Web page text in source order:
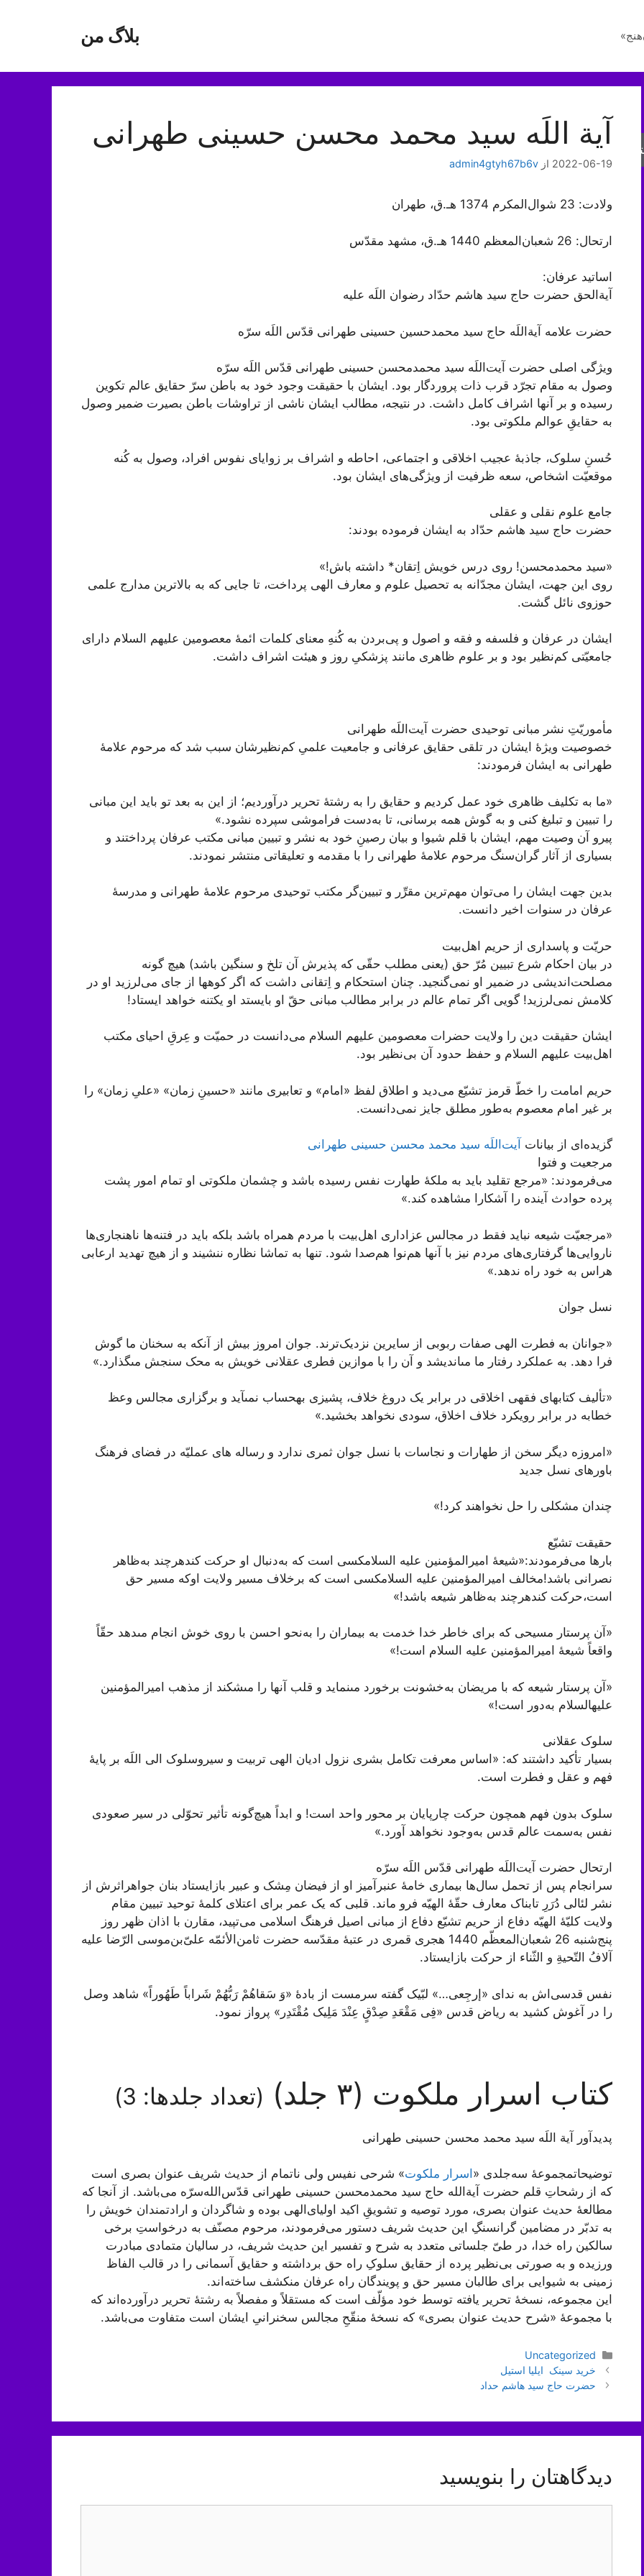
بلاگ من
آیة اللَه سید محمد محسن حسینی طهرانی
2022-06-19 از admin4gtyh67b6v
ولادت: 23 شوال‌المکرم 1374 هـ.ق، طهران
ارتحال: 26 شعبان‌المعظم 1440 هـ.ق، مشهد مقدّس
اساتید عرفان:
آیةالحق حضرت حاج سید هاشم حدّاد رضوان اللَه علیه
حضرت علامه آیةاللَه حاج سید محمدحسین حسینی طهرانی قدّس اللَه سرّه
ویژگی اصلی حضرت آیت‌اللَه سید محمدمحسن حسینی طهرانی قدّس اللَه سرّه
وصول به مقام تجرّد قرب ذات پروردگار بود. ایشان با حقیقت وجود خود به باطن سرّ حقایق عالم تکوین
رسیده و بر آنها اشراف کامل داشت. در نتیجه، مطالب‏ ايشان‏ ناشى از تراوشات باطن بصيرت ضمير وصول
به حقایقِ عوالم ملکوتى بود.
حُسنِ سلوک، جاذبۀ عجیب اخلاقی و اجتماعی، احاطه و اشراف بر زوایای نفوس افراد، وصول به کُنه
موقعیّت اشخاص، سعه ظرفيت از ویژگی‌های ایشان بود.
جامع علوم نقلی و عقلی
حضرت حاج سید هاشم حدّاد به ایشان فرموده بودند:
«سید محمدمحسن! روی درس خویش اِتقان* داشته باش!»
روی این جهت، ایشان مجدّانه به تحصیل علوم و معارف الهی پرداخت، تا جایی که به بالاترین مدارج علمی
حوزوی نائل گشت.
ایشان در عرفان و فلسفه و فقه و اصول و پى‌‌بردن به کُنهِ معنای کلمات ائمۀ معصومین علیهم السلام دارای
جامعیّتی کم‌نظیر بود و بر علوم ظاهری مانند پزشکیِ روز و هیئت اشراف داشت.
مأموریّتِ نشر مبانی توحیدی حضرت آیت‌اللَه طهرانی
خصوصیت ویژۀ ایشان در تلقی حقایق عرفانی و جامعیت علمیِ کم‌نظیرشان سبب شد که مرحوم علامۀ
طهرانی به ایشان فرمودند:
«ما به تكليف ظاهری خود عمل كرديم و حقايق را به رشتۀ تحرير درآورديم؛ از اين به بعد تو باید اين مبانى
را تبیین و تبليغ كنى و به گوش همه برسانى، تا به‌دست فراموشى سپرده نشود.»
پیرو آن وصیت مهم، ایشان با قلم شیوا و بیان رصینِ خود به نشر و تبیین مبانی مکتب عرفان پرداختند و
بسیاری از آثار گران‌سنگ مرحوم علامۀ طهرانی را با مقدمه و تعلیقاتی منتشر نمودند.
بدین جهت ایشان را می‌توان مهم‌ترین مقرِّر و تبیین‌گر مکتب توحیدی مرحوم علامۀ طهرانی و مدرسۀ
عرفان در سنوات اخیر دانست.
حریّت و پاسداری از حریم اهل‌بیت
در بیان احکام شرع تبیین مُرّ حق (یعنی مطلب حقّی که پذیرش آن تلخ و سنگین باشد) هیچ گونه
مصلحت‌اندیشی در ضمیر او نمی‌گنجید. چنان استحکام و اِتقانی داشت که اگر کوه‏ها از جاى می‌لرزید او در
کلامش نمی‌لرزید! گویی اگر تمام عالم در برابر مطالب مبانى حقّ او بایستد او یک‏تنه خواهد ایستاد!
ایشان حقیقت دین را ولایت حضرات معصومین علیهم السلام می‌دانست در حمیّت و عِرقِ احیای مکتب
اهل‌بیت علیهم السلام و حفظ حدود آن بی‌نظیر بود.
حریم امامت را خطّ قرمز تشیّع می‌دید و اطلاق لفظ «امام» و تعابیری مانند «حسینِ زمان» «علیِ زمان» را
بر غیر امام معصوم به‌طور مطلق جایز نمی‌دانست.
گزیده‌ای از بیانات آیت‌اللَه سید محمد محسن حسینی طهرانی
مرجعیت و فتوا
می‌فرمودند: «مرجع تقلید باید به ملکۀ طهارت نفس رسیده باشد و چشمان ملکوتى او تمام امور پشت
پرده حوادث آینده را آشکارا مشاهده کند.»
«مرجعیّت شیعه نباید فقط در مجالس عزاداری اهل‌بیت با مردم همراه باشد بلکه باید در فتنه‌ها ناهنجاری‌ها
ناروایی‌ها گرفتاری‌های مردم نیز با آنها هم‌نوا هم‌صدا شود. تنها به تماشا نظاره ننشیند و از هیچ تهدید ارعابی
هراس به خود راه ندهد.»
نسل جوان
«جوانان به فطرت الهی صفات ربوبی از سایرین نزدیک‌ترند. جوان‏ امروز بیش از آنکه به سخنان ما گوش
فرا دهد. به عملکرد رفتار ما مى‏اندیشد و آن را با موازین فطرى عقلانى خویش به محک سنجش مى‏گذارد.»
«تألیف کتاب‏هاى فقهى اخلاقى در برابر یک دروغ خلاف، پشیزى به‏حساب نمى‏آید و برگزارى مجالس وعظ
خطابه در برابر رویکرد خلاف اخلاق، سودى نخواهد بخشید.»
«امروزه دیگر سخن از طهارات و نجاسات با نسل جوان ثمرى ندارد و رساله ‏هاى عملیّه در فضاى فرهنگ
باورهاى نسل جدید
چندان مشکلى را حل نخواهند کرد!»
حقیقت تشیّع
بارها می‌فرمودند:«شیعۀ امیرالمؤمنین علیه السلامکسی است که به‌دنبال او حرکت کندهرچند به‌ظاهر
نصرانی باشد!مخالف امیرالمؤمنین علیه السلامکسی است که برخلاف مسیر ولایت اوکه مسیر حق
است،حرکت کندهرچند به‌ظاهر شیعه باشد!»
«آن پرستار مسیحى که براى خاطر خدا خدمت به بیماران را به‌نحو احسن با روى خوش انجام مى‏دهد حقّاً
واقعاً شیعۀ امیرالمؤمنین علیه ‏السلام است!»
«آن پرستار شیعه که با مریضان به‌خشونت برخورد مى‏نماید و قلب آنها را مى‏شکند از مذهب امیرالمؤمنین
علیه‏السلام به‌دور است!»
سلوک عقلانی
بسیار تأکید داشتند که: «اساس معرفت تکامل بشری نزول ادیان الهی تربیت و سیروسلوک الی اللَه بر پایۀ
فهم و عقل و فطرت است.
سلوک بدون فهم همچون حرکت چارپایان بر محور واحد است! و ابداً هیچ‌گونه تأثیر تحوّلی در سیر صعودی
نفس به‌سمت عالم قدس به‌وجود نخواهد آورد.»
ارتحال حضرت آیت‌اللَه طهرانی قدّس اللَه سرّه
سرانجام پس از تحمل سال‌ها بیماری خامۀ عنبرآمیز او از فیضان مِشک و عبیر بازایستاد بنان جواهراثرش از
نشر لئالی دُرَرِ تابناک معارف حقّۀ الهیّه فرو ماند. قلبی که یک عمر برای اعتلای کلمۀ توحید تبیین مقام
ولایت کلیّۀ الهیّه دفاع از حریم تشیّع دفاع از مبانى اصیل فرهنگ اسلامى می‌تپید، مقارن با اذان ظهر روز
پنج‌شنبه 26 شعبان‌المعظّم 1440 هجری قمری در عتبۀ مقدّسه حضرت ثامن‌الأئمّه علىّ‌بن‌موسى الرّضا علیه
آلافُ التّحیةِ و الثّناء از حرکت بازایستاد.
نفس قدسی‌اش به نداى «إرجِعی…» لبّیک گفته سرمست از بادۀ «وَ سَقاهُمْ رَبُّهُمْ شَراباً طَهُوراً» شاهد وصل
را در آغوش کشید به ریاض قدس «فِی مَقْعَدِ صِدْقٍ عِنْدَ مَلِیک مُقْتَدِر» پرواز نمود.
کتاب اسرار ملکوت (۳ جلد) (تعداد جلدها: 3)
پدیدآور آیة اللَه سید محمد محسن حسینی طهرانی
توضیحاتمجموعۀ سه‌جلدی « اسرار ملکوت» شرحی نفیس ولی ناتمام از حدیث شریف عنوان بصری است
که از رشحاتِ قلم حضرت آیة‌الله حاج سید محمدمحسن حسینی طهرانی قدّس‌الله‌سرّه می‌باشد. از آنجا که
مطالعۀ حدیث عنوان بصری، مورد توصیه و تشویقِ اکید اولیای‌الهی بوده و شاگردان و ارادتمندان خویش را
به تدبّر در مضامین گرانسنگِ این حدیث شریف دستور می‌فرمودند، مرحوم مصنّف به درخواستِ برخی
سالکین راه خدا، در طیّ جلساتی متعدد به شرح و تفسیر این حدیث شریف، در سالیان متمادی مبادرت
ورزیده و به صورتی بی‌نظیر پرده از حقایق سلوکِ راه حق برداشته و حقایق آسمانی را در قالب الفاظ
زمینی به شیوایی برای طالبان مسیر حق و پویندگان راه عرفان منکشف ساخته‌اند.
این مجموعه، نسخۀ تحریر یافته توسط خود مؤلّف است که مستقلاً و مفصلاً به رشتۀ تحریر درآورده‌اند که
با مجموعۀ «شرح حدیث عنوان بصری» که نسخۀ منقّحِ مجالس سخنرانیِ ایشان است متفاوت می‌باشد.
دسته‌ها
Uncategorized
ناوبری
نوشته‌ها
خرید سینک ایلیا استیل
حضرت حاج سید هاشم حداد
دیدگاهتان را بنویسید